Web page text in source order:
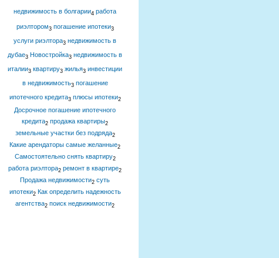
недвижимость в болгарии4 работа
риэлтором3 погашение ипотеки3
услуги риэлтора3 недвижимость в
дубае3 Новостройка3 недвижимость в
италии3 квартиру3 жилья3 инвестиции
в недвижимость3 погашение
ипотечного кредита3 плюсы ипотеки2
Досрочное погашение ипотечного
кредита2 продажа квартиры2
земельные участки без подряда2
Какие арендаторы самые желанные2
Самостоятельно снять квартиру2
работа риэлтора2 ремонт в квартире2
Продажа недвижимости2 суть
ипотеки2 Как определить надежность
агентства2 поиск недвижимости2